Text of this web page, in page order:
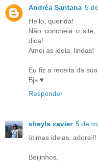
Andréa Santana 5
Hello, querida!
Não concheia o
dica!
Amei as ideia, lindas!
Eu fiz a receita da
Bjs ♥
Responder
sheyla xavier 5 de
òtimas ideias, adorei!!
Beijinhos,